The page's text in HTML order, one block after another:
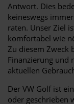
Antwort. Dies
keineswegs
raten. Unser Ziel
komfortabel wie
Zu diesem Zweck
Finanzierung und
aktuellen
Der VW Golf ist
oder geschrieben